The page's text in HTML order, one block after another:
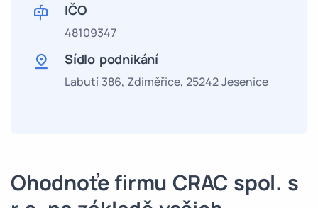
IČO
48109347
Sídlo podnikání
Labutí 386, Zdiměřice, 25242 Jesenice
Ohodnoťe firmu CRAC spol. s